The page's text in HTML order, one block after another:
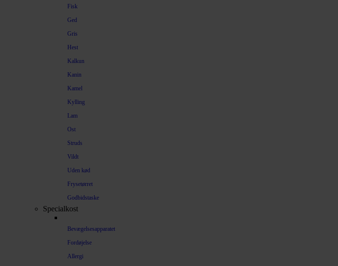
Fisk
Ged
Gris
Hest
Kalkun
Kanin
Kamel
Kylling
Lam
Ost
Struds
Vildt
Uden kød
Frysetørret
Godbidstaske
Specialkost
Bevægelsesapparatet
Fordøjelse
Allergi